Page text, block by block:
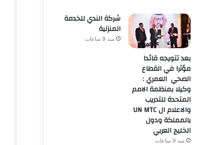
بعد تتويجه قائدا
مؤثرا في القطاع
الصحي العمري :
وكيلا بمنظمة الامم
المتحدة للتدريب
والاعلام ال UN MTC
بالمملكة ودول
الخليج العربي
منذ 9 ساعات
شركة الندي للخدمة
المنزلية
منذ 9 ساعات